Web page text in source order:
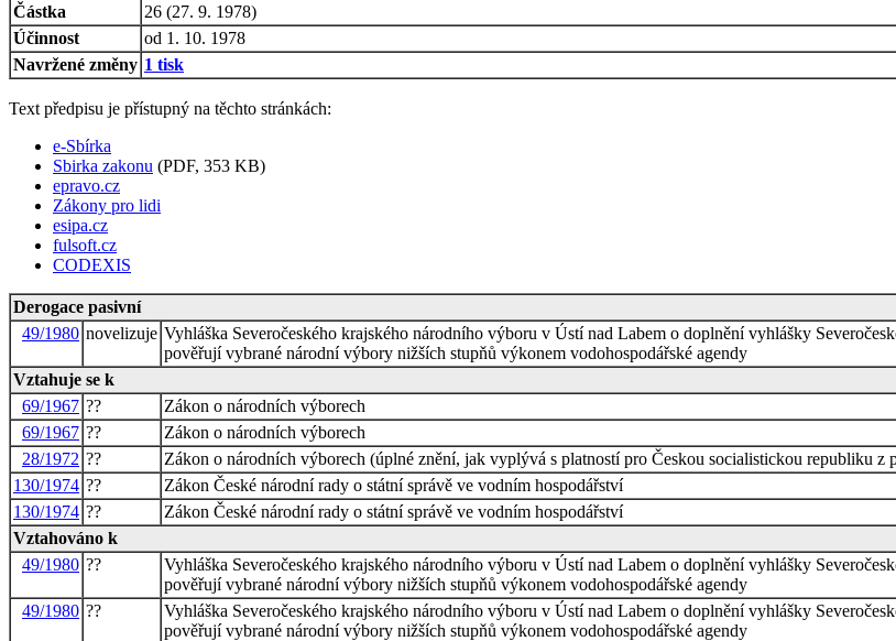
Částka
26 (27. 9. 1978)
Účinnost
od 1. 10. 1978
Navržené změny 1 tisk
Text předpisu je přístupný na těchto stránkách:
e-Sbírka
Sbirka zakonu (PDF, 353 KB)
epravo.cz
Zákony pro lidi
esipa.cz
fulsoft.cz
CODEXIS
Derogace pasivní
49/1980 novelizuje Vyhláška Severočeského krajského národního výboru v Ústí nad Labem o doplnění vyhlášky
pověřují vybrané národní výbory nižších stupňů výkonem vodohospodářské agendy
Vztahuje se k
69/1967 ??
Zákon o národních výborech
69/1967 ??
Zákon o národních výborech
28/1972 ??
Zákon o národních výborech (úplné znění, jak vyplývá s platností pro Českou socialistickou republiku z
130/1974 ??
Zákon České národní rady o státní správě ve vodním hospodářství
130/1974 ??
Zákon České národní rady o státní správě ve vodním hospodářství
Vztahováno k
49/1980 ??
Vyhláška Severočeského krajského národního výboru v Ústí nad Labem o doplnění vyhlášky
pověřují vybrané národní výbory nižších stupňů výkonem vodohospodářské agendy
49/1980 ??
Vyhláška Severočeského krajského národního výboru v Ústí nad Labem o doplnění vyhlášky
pověřují vybrané národní výbory nižších stupňů výkonem vodohospodářské agendy